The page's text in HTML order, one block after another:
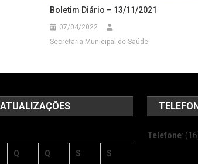
Boletim Diário – 13/11/2021
07/04/2022
Secretaria Municipal de Saúde
Q Q S S
Telefone: